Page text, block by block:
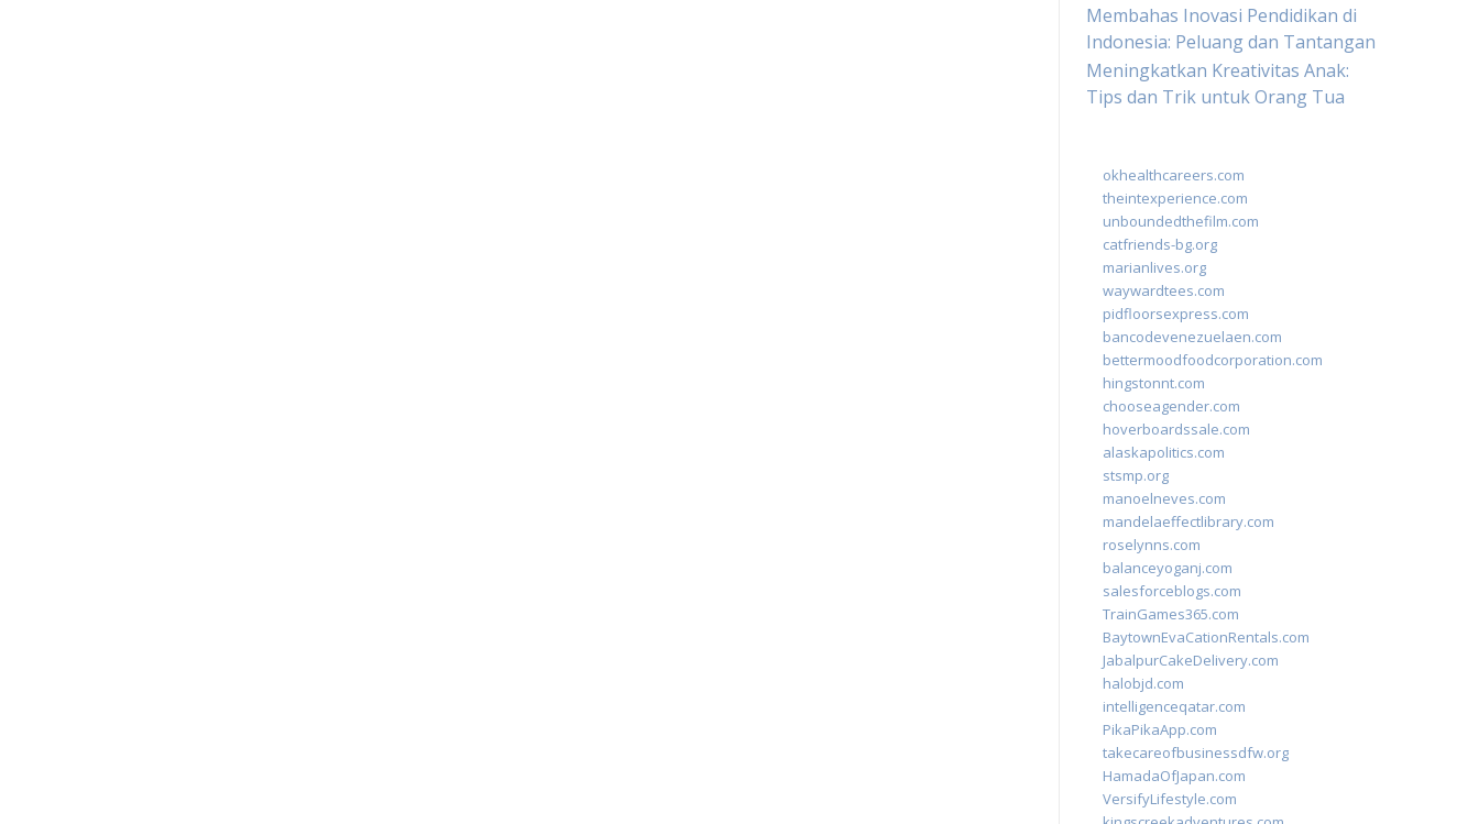
Membahas Inovasi Pendidikan di
Indonesia: Peluang dan Tantangan
Meningkatkan Kreativitas Anak:
Tips dan Trik untuk Orang Tua
okhealthcareers.com
theintexperience.com
unboundedthefilm.com
catfriends-bg.org
marianlives.org
waywardtees.com
pidfloorsexpress.com
bancodevenezuelaen.com
bettermoodfoodcorporation.com
hingstonnt.com
chooseagender.com
hoverboardssale.com
alaskapolitics.com
stsmp.org
manoelneves.com
mandelaeffectlibrary.com
roselynns.com
balanceyoganj.com
salesforceblogs.com
TrainGames365.com
BaytownEvaCationRentals.com
JabalpurCakeDelivery.com
halobjd.com
intelligenceqatar.com
PikaPikaApp.com
takecareofbusinessdfw.org
HamadaOfJapan.com
VersifyLifestyle.com